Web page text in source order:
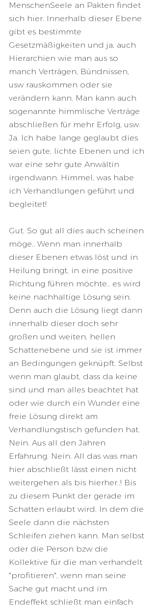
MenschenSeele an Pakten findet
sich hier. Innerhalb dieser Ebene
gibt es bestimmte
Gesetzmäßigkeiten und ja, auch
Hierarchien wie man aus so
manch Verträgen, Bündnissen,
usw rauskommen oder sie
verändern kann. Man kann auch
sogenannte himmlische Verträge
abschließen für mehr Erfolg, usw.
Ja. Ich habe lange geglaubt dies
seien gute, lichte Ebenen und ich
war eine sehr gute Anwältin
irgendwann. Himmel, was habe
ich Verhandlungen geführt und
begleitet!
Gut. So gut all dies auch scheinen
möge.. Wenn man innerhalb
dieser Ebenen etwas löst und in
Heilung bringt, in eine positive
Richtung führen möchte.. es wird
keine nachhaltige Lösung sein.
Denn auch die Lösung liegt dann
innerhalb dieser doch sehr
großen und weiten, hellen
Schattenebene und sie ist immer
an Bedingungen geknüpft. Selbst
wenn man glaubt, dass da keine
sind und man alles beachtet hat
oder wie durch ein Wunder eine
freie Lösung direkt am
Verhandlungstisch gefunden hat.
Nein. Aus all den Jahren
Erfahrung. Nein. All das was man
hier abschließt lässt einen nicht
weitergehen als bis hierher..! Bis
zu diesem Punkt der gerade im
Schatten erlaubt wird. In dem die
Seele dann die nächsten
Schleifen ziehen kann. Man selbst
oder die Person bzw die
Kollektive für die man verhandelt
"profitieren", wenn man seine
Sache gut macht und im
Endeffekt schließt man einfach